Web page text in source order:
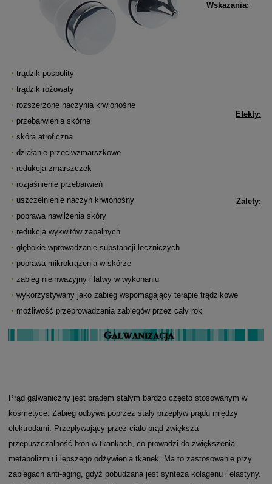
Wskazania:
trądzik pospolity
trądzik różowaty
rozszerzone naczynia krwionośne
przebarwienia skórne
skóra atroficzna
działanie przeciwzmarszkowe
Efekty:
redukcja zmarszczek
rozjaśnienie przebarwień
uszczelnienie naczyń krwionośny
poprawa nawilżenia skóry
redukcja wykwitów zapalnych
Zalety:
głębokie wprowadzanie substancji leczniczych
poprawa mikrokrążenia w skórze
zabieg nieinwazyjny i łatwy w wykonaniu
wykorzystywany jako zabieg wspomagający terapie trądzikowe
możliwość przeprowadzania zabiegów przez cały rok
Prąd galwaniczny jest prądem stałym bardzo często stosowanym w
kosmetyce. Zabieg odbywa poprzez stały przepływ prądu między
elektrodami. Przepływający przez ciało prąd zwiększa
przepuszczalność błon w tkankach, co prowadzi do zwiększenia
metabolizmu i lepszego odżywienia tkanek. Ma to zastosowanie przy
zabiegach anti-aging, gdyż pobudzana jest synteza kolagenu i elastyny.